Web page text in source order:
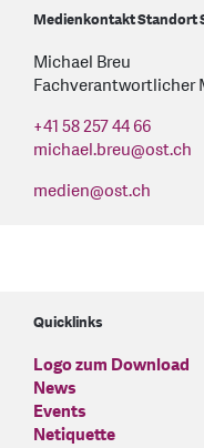
Medienkontakt Standort
Michael Breu
Fachverantwortlicher
+41 58 257 44 66
michael.breu@ost.ch
medien@ost.ch
Quicklinks
Logo zum Download
News
Events
Netiquette